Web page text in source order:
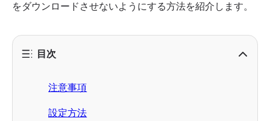
をダウンロードさせないようにする方法を紹介します。
目次
注意事項
設定方法